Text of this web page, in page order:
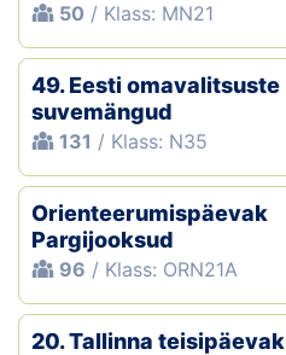
50 / Klass: MN21
49. Eesti omavalitsuste
suvemängud
131 / Klass: N35
Orienteerumispäevak
Pargijooksud
96 / Klass: ORN21A
20. Tallinna teisipäevak